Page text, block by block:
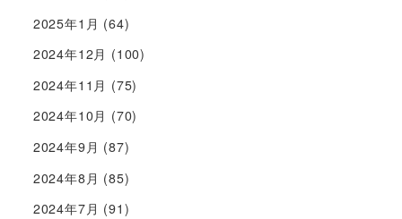
2025年1月 (64)
2024年12月 (100)
2024年11月 (75)
2024年10月 (70)
2024年9月 (87)
2024年8月 (85)
2024年7月 (91)